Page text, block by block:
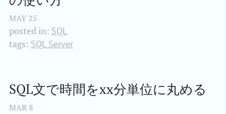
MAY 25
posted in: SQL
tags: SQL Server
SQL文で時間をxx分単位に丸める
MAR 8